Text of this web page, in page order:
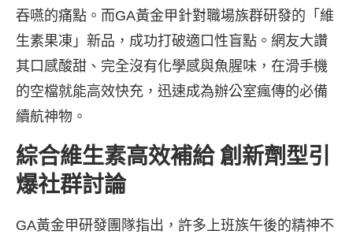
吞嚥的痛點。而GA黃金甲針對職場族群研發的「維
生素果凍」新品，成功打破適口性盲點。網友大讚
其口感酸甜、完全沒有化學感與魚腥味，在滑手機
的空檔就能高效快充，迅速成為辦公室瘋傳的必備
續航神物。
綜合維生素高效補給 創新劑型引
爆社群討論
GA黃金甲研發團隊指出，許多上班族午後的精神不